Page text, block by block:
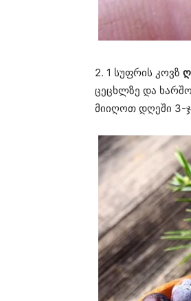
2. 1 სუფრის კოვზ
ცეცხლზე და
მიიღოთ დღეში 3-